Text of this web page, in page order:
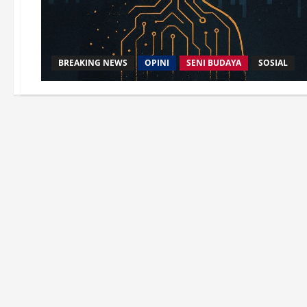
BREAKING NEWS OPINI SENI BUDAYA SOSIAL